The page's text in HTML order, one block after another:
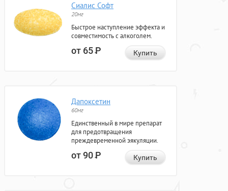
Сиалис Софт
20мг
Быстрое наступление эффекта и
совместимость с алкоголем.
от 65Р Купить
Дапоксетин
60мг
Единственный в мире препарат
для предотвращения
преждевременной эякуляции.
от 90Р Купить